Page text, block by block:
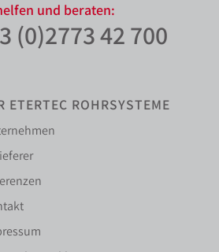
und beraten:
(0)2773 42 700
ETERTEC ROHRSYSTEME